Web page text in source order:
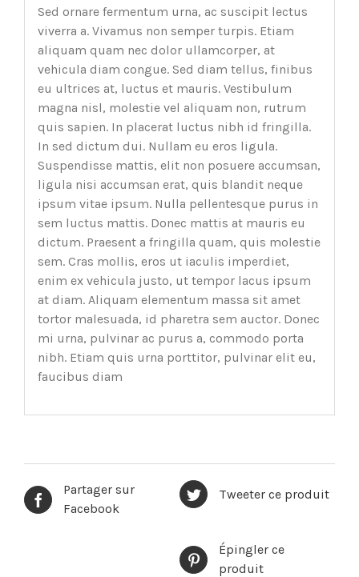
Sed ornare fermentum urna, ac suscipit lectus
viverra a. Vivamus non semper turpis. Etiam
aliquam quam nec dolor ullamcorper, at
vehicula diam congue. Sed diam tellus, finibus
eu ultrices at, luctus et mauris. Vestibulum
magna nisl, molestie vel aliquam non, rutrum
quis sapien. In placerat luctus nibh id fringilla.
In sed dictum dui. Nullam eu eros ligula.
Suspendisse mattis, elit non posuere accumsan,
ligula nisi accumsan erat, quis blandit neque
ipsum vitae ipsum. Nulla pellentesque purus in
sem luctus mattis. Donec mattis at mauris eu
dictum. Praesent a fringilla quam, quis molestie
sem. Cras mollis, eros ut iaculis imperdiet,
enim ex vehicula justo, ut tempor lacus ipsum
at diam. Aliquam elementum massa sit amet
tortor malesuada, id pharetra sem auctor. Donec
mi urna, pulvinar ac purus a, commodo porta
nibh. Etiam quis urna porttitor, pulvinar elit eu,
faucibus diam
Partager sur
Facebook
Tweeter ce produit
Épingler ce
produit